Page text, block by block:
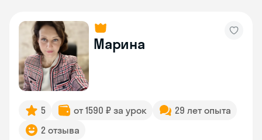
Марина
5 от 1590 ₽ за урок
29 лет опыта
2 отзыва